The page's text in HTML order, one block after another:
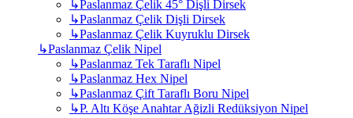
↳Paslanmaz Çelik 45° Dişli Dirsek
↳Paslanmaz Çelik Dişli Dirsek
↳Paslanmaz Çelik Kuyruklu Dirsek
↳Paslanmaz Çelik Nipel
↳Paslanmaz Tek Taraflı Nipel
↳Paslanmaz Hex Nipel
↳Paslanmaz Çift Taraflı Boru Nipel
↳P. Altı Köşe Anahtar Ağizli Redüksiyon Nipel